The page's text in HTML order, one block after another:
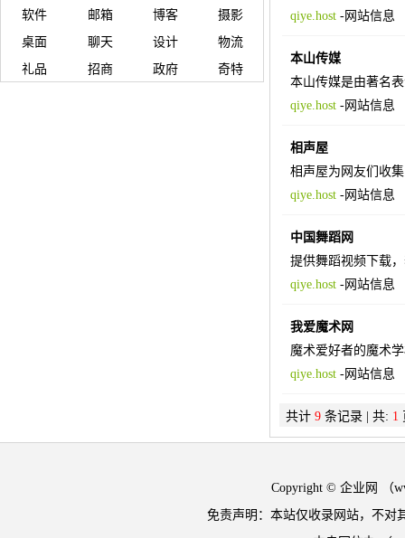
软件 邮箱 博客
摄影
桌面
聊天 设计
物流
礼品
招商 政府 奇特
qiye.host-网站信息
本山传媒
本山传媒是由著名
qiye.host-网站信息
相声屋
相声屋为网友们收
qiye.host-网站信息
中国舞蹈网
提供舞蹈视频下载
qiye.host-网站信息
我爱魔术网
魔术爱好者的魔术
qiye.host-网站信息
共计 9条记录 | 共: 1
Copyright © 企业网 （
免责声明：本站仅收录网站，不对